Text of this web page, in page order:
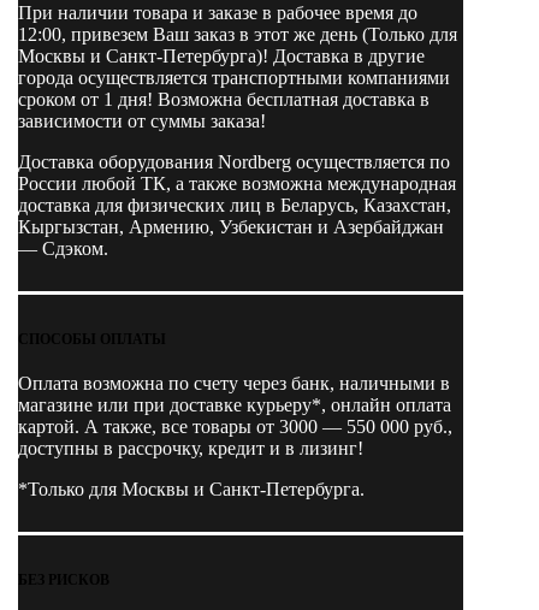
для
4525
При наличии товара и заказе в рабочее время до
12:00, привезем Ваш заказ в этот же день (Только для
Москвы и Санкт-Петербурга)! Доставка в другие
города осуществляется транспортными компаниями
сроком от 1 дня! Возможна бесплатная доставка в
зависимости от суммы заказа!
Доставка оборудования Nordberg осуществляется по
России любой ТК, а также возможна международная
доставка для физических лиц в Беларусь, Казахстан,
Кыргызстан, Армению, Узбекистан и Азербайджан
— Сдэком.
СПОСОБЫ ОПЛАТЫ
Оплата возможна по счету через банк, наличными в
магазине или при доставке курьеру*, онлайн оплата
картой. А также, все товары от 3000 — 550 000 руб.,
доступны в рассрочку, кредит и в лизинг!
*Только для Москвы и Санкт-Петербурга.
БЕЗ РИСКОВ